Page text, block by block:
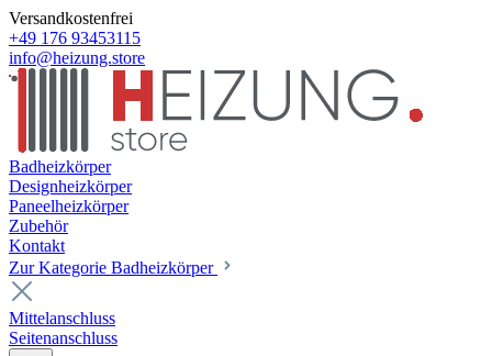
Versandkostenfrei
+49 176 93453115
info@heizung.store
Badheizkörper
Designheizkörper
Paneelheizkörper
Zubehör
Kontakt
Zur Kategorie Badheizkörper
Mittelanschluss
Seitenanschluss